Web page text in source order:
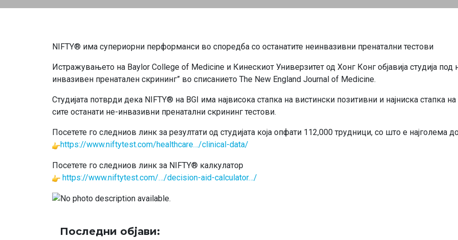
NIFTY® има супериорни перформанси во споредба со останатите неинвазивни пренатални тестови
Истражувањето на Baylor College of Medicine и Кинескиот Универзитет од Хонг Конг објавија студија
инвазивен пренатален скрининг” во списанието The New England Journal of Medicine.
Студијата потврди дека NIFTY® на BGI има највисока стапка на вистински позитивни и најниска стапка
сите останати не-инвазивни пренатални скрининг тестови.
Посетете го следниов линк за резултати од студијата која опфати 112,000 трудници, со што е најголема
https://www.niftytest.com/healthcare…/clinical-data/
Посетете го следниов линк за NIFTY® калкулатор
https://www.niftytest.com/…/decision-aid-calculator…/
Последни објави: